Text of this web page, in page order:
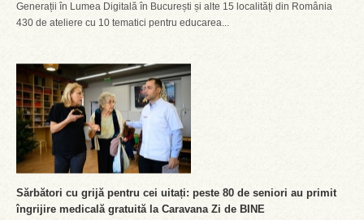
Generații în Lumea Digitală în București și alte 15 localități din România
430 de ateliere cu 10 tematici pentru educarea...
Sărbători cu grijă pentru cei uitați: peste 80 de seniori au primit
îngrijire medicală gratuită la Caravana Zi de BINE